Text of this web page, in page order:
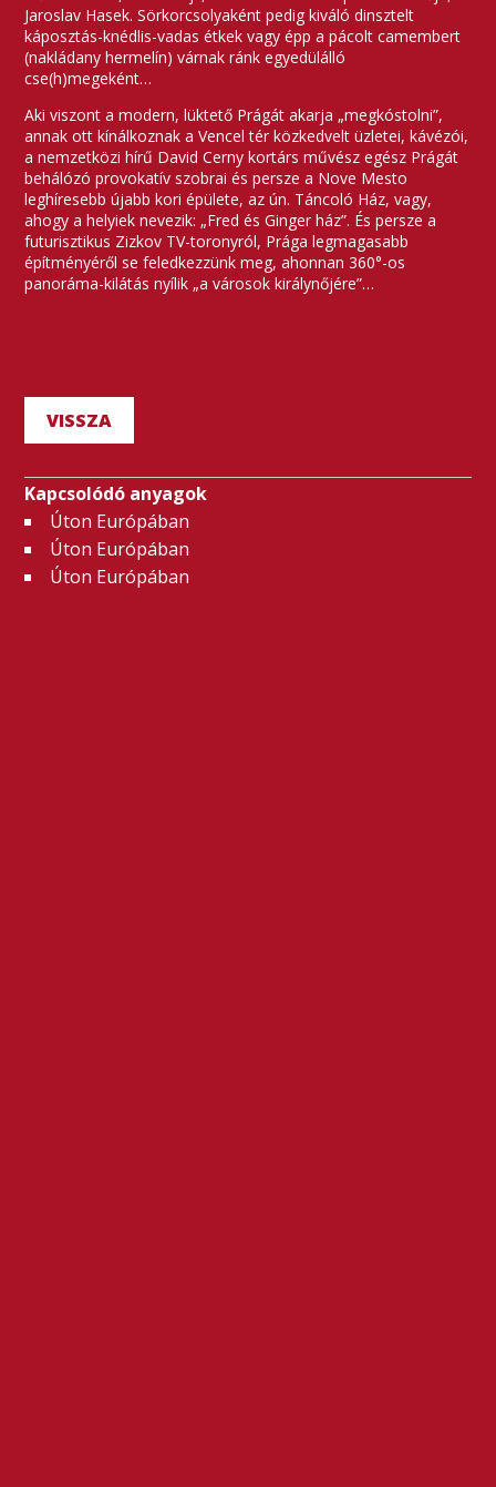
Jaroslav Hasek. Sörkorcsolyaként pedig kiváló dinsztelt
káposztás-knédlis-vadas étkek vagy épp a pácolt camembert
(nakládany hermelín) várnak ránk egyedülálló
cse(h)megeként…
Aki viszont a modern, lüktető Prágát akarja „megkóstolni”,
annak ott kínálkoznak a Vencel tér közkedvelt üzletei, kávézói,
a nemzetközi hírű David Cerny kortárs művész egész Prágát
behálózó provokatív szobrai és persze a Nove Mesto
leghíresebb újabb kori épülete, az ún. Táncoló Ház, vagy,
ahogy a helyiek nevezik: „Fred és Ginger ház”. És persze a
futurisztikus Zizkov TV-toronyról, Prága legmagasabb
építményéről se feledkezzünk meg, ahonnan 360°-os
panoráma-kilátás nyílik „a városok királynőjére”…
VISSZA
Kapcsolódó anyagok
Úton Európában
Úton Európában
Úton Európában